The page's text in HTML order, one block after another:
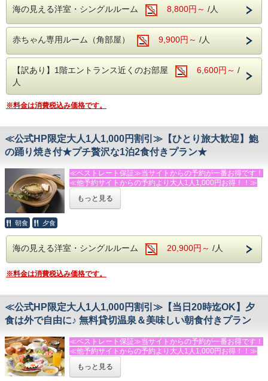
用料）は発生せず、通常の料金を頂戴いたします。
ご不明な点などございましたら、お気軽に当館までお
問い合わせ下さい。
００円/税別）で、お昼12時までゆったり過ごせるレイトチ
ェックアウトも可能です。自分へのご褒美に、のんびりとし
歓迎！
館内には、共用の冷蔵庫と電子レンジをご用意しておりま
い。
※お部屋に冷蔵庫はございませんので、ぜひ共用スペースを
ご活用ください。
電車でお越しの方も安心の「駅送迎」
い。
※送迎はチェックイン・チェックアウト時のみとなります。
【無料で遊べる！ファミリー＆カップルに嬉しい設備】
－－☆★☆ 伊豆を遊び尽くす！周辺観光アクティビティ
☆★☆－－
当館を拠点にすれば、海も、動物も、絶景もすぐそこ！時間
【海までスグ！】 今井浜海岸 … 車で３分（朝のビーチ散歩
にも最適です）
【温泉ハシゴ】 踊り子温泉会館 … 車で１０分 舟戸の番屋
… 車で８分（絶景露天風呂）
【大人気スポット】 体感型動物園iZoo（イズー） … 車で１
５分（コモドドラゴン来園予定）
海の見える洋室・シングルルーム 8,800円～ /人
赤ちゃん専用ルーム（角部屋） 9,900円～ /人
【訳あり】1階エントランス近くのお部屋 6,600円～ /
人
※料金は消費税込み価格です。
≪公式HP限定大人1人1,000円割引≫【ひとり旅大歓迎】鮑
の踊り焼き付★プチ贅沢な1泊2食付きプラン★
≪ベストレート保証≫当サイトからの予約が一番お得です！
≪他予約サイトからの予約より大人1人1,000円お得！！≫
★★★ふじのくに安心・安全認証宿泊施設★★★です！！！
ちょっと贅沢なプラン！
ださい。
朝食は好評の焼きたてパンと、サラダ・卵料理・果物などの
◆おすすめの追加メニュー（税抜表記）
・伊勢エビの活造り・鬼殻焼き・ボイル等（１匹 ４，００
０円～）
・あわびのお造り（２，５００円/枚）も好評！
お電話またはメールにてご宿泊の前日までに承ります。
※入荷状況によりお断りすることもございます。ご了承下さ
い。
もっと見る
朝食 夕食
海の見える洋室・シングルルーム 20,900円～ /人
※料金は消費税込み価格です。
≪公式HP限定大人1人1,000円割引≫【当日20時迄OK】夕
食は外で自由に♪ 無料貸切温泉＆美味しい朝食付きプラン
≪ベストレート保証≫当サイトからの予約が一番お得です！
≪他予約サイトからの予約より大人1人1,000円お得！！≫
★★★ふじのくに安心・安全認証宿泊施設★★★です！！！
もっと見る